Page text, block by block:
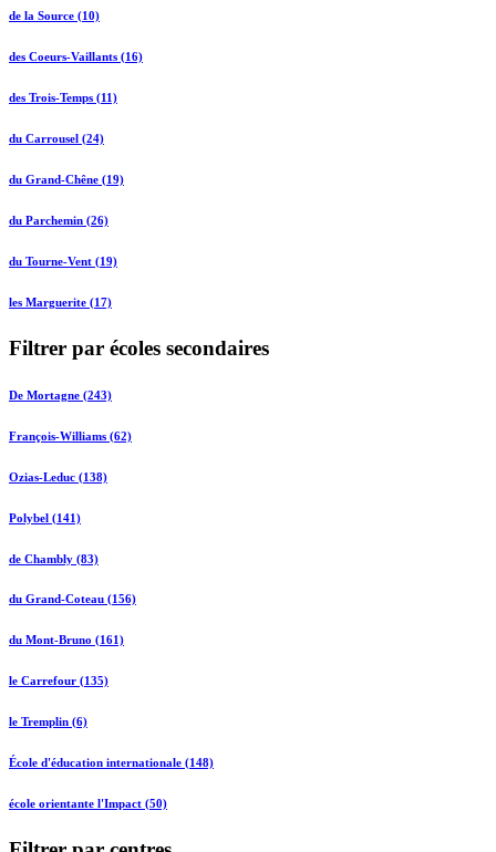
de la Source (10)
des Coeurs-Vaillants (16)
des Trois-Temps (11)
du Carrousel (24)
du Grand-Chêne (19)
du Parchemin (26)
du Tourne-Vent (19)
les Marguerite (17)
Filtrer par écoles secondaires
De Mortagne (243)
François-Williams (62)
Ozias-Leduc (138)
Polybel (141)
de Chambly (83)
du Grand-Coteau (156)
du Mont-Bruno (161)
le Carrefour (135)
le Tremplin (6)
École d'éducation internationale (148)
école orientante l'Impact (50)